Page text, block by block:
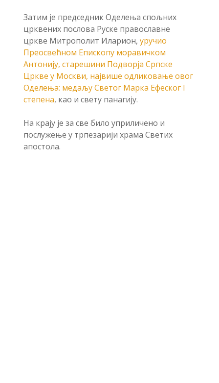
Затим је председник Оделења спољних
црквених послова Руске православне
цркве Митрополит Иларион, уручио
Преосвећном Епископу моравичком
Антонију, старешини Подворја Српске
Цркве у Москви, највише одликовање овог
Оделења: медаљу Светог Марка Ефеског I
степена, као и свету панагију.
На крају је за све било уприличено и
послужење у трпезарији храма Светих
апостола.